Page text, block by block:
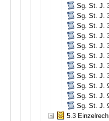
Sg. St. J.
Sg. St. J.
Sg. St. J.
Sg. St. J.
Sg. St. J.
Sg. St. J.
Sg. St. J.
Sg. St. J.
Sg. St. J.
Sg. St. J.
Sg. St. J.
5.3